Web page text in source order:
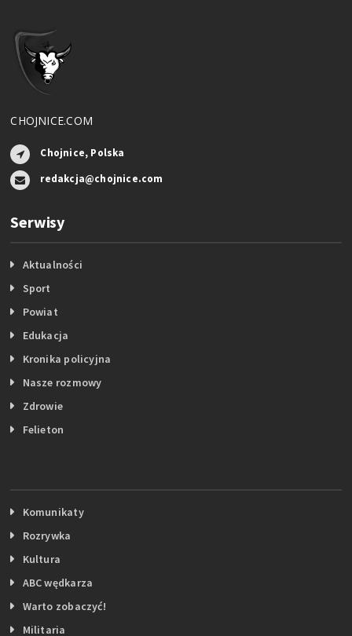
CHOJNICE.COM
Chojnice, Polska
redakcja@chojnice.com
Serwisy
Aktualności
Sport
Powiat
Edukacja
Kronika policyjna
Nasze rozmowy
Zdrowie
Felieton
Komunikaty
Rozrywka
Kultura
ABC wędkarza
Warto zobaczyć!
Militaria